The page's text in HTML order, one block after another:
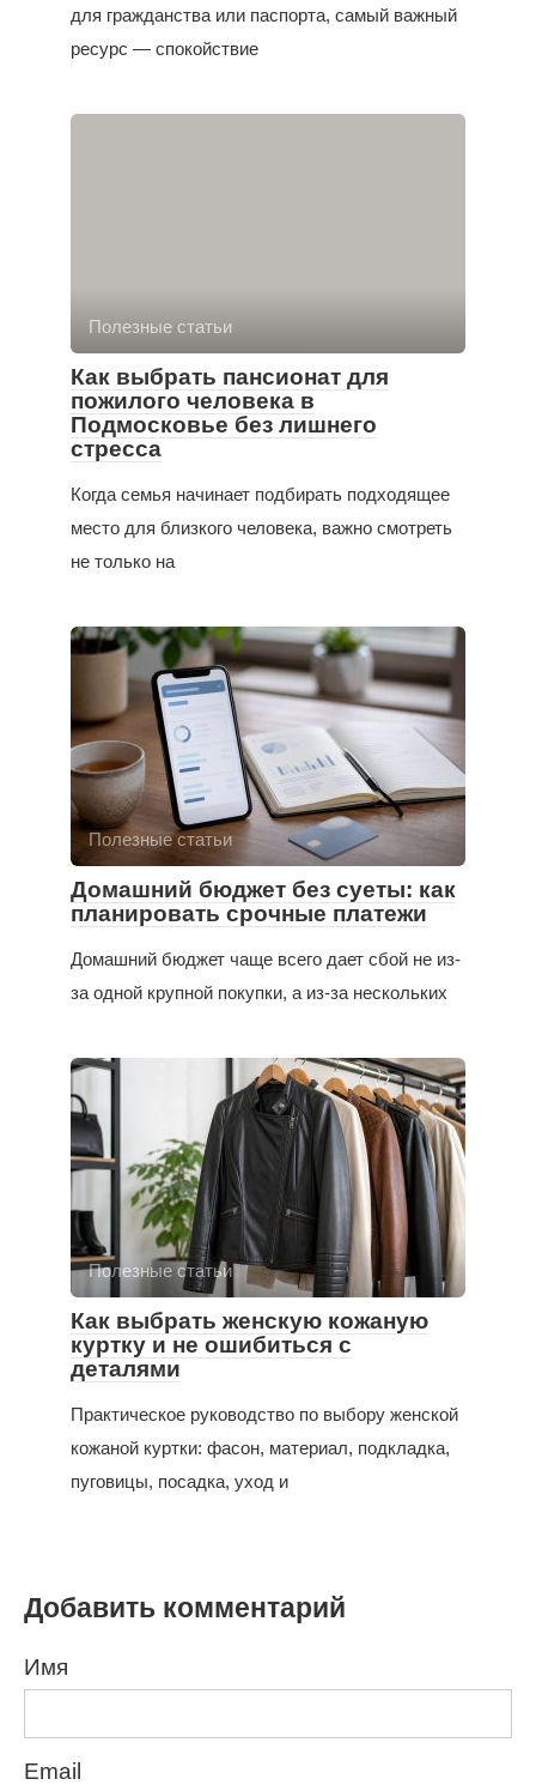
для гражданства или паспорта, самый важный
ресурс — спокойствие
Полезные статьи
Как выбрать пансионат для
пожилого человека в
Подмосковье без лишнего
стресса
Когда семья начинает подбирать подходящее
место для близкого человека, важно смотреть
не только на
Полезные статьи
Домашний бюджет без суеты: как
планировать срочные платежи
Домашний бюджет чаще всего дает сбой не из-
за одной крупной покупки, а из-за нескольких
Полезные статьи
Как выбрать женскую кожаную
куртку и не ошибиться с
деталями
Практическое руководство по выбору женской
кожаной куртки: фасон, материал, подкладка,
пуговицы, посадка, уход и
Добавить комментарий
Имя
Email